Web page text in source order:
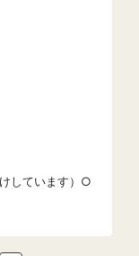
しています）○